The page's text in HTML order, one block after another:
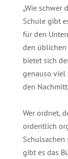
„Wie schwer
Schule gibt
für den
den üblichen
bietet sich
genauso viel
den
Wer ordnet,
ordentlich
gibt es das